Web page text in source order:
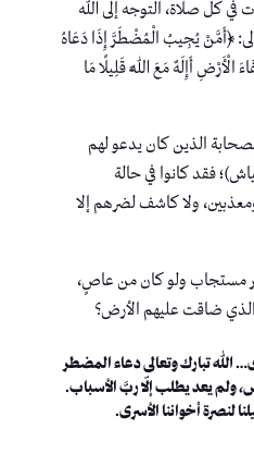
في كل صلاة، التوجه إلى الله
﴿أَمَّنْ يُجِيبُ الْمُضْطَرَّ إِذَا دَعَاهُ
أَإِلَهٌ مَعَ اللَّهِ قَلِيلًا مَا
الذين كان يدعو لهم
فقد كانوا في حالة
ولا كاشف لضرهم إلا
مستجاب ولو كان من عاصٍ،
ضاقت عليهم الأرض؟
الله تبارك وتعالى دعاء المضطر
ولم يعد يطلب إلّا ربَّ الأسباب.
لنصرة أخواننا الأسرى.